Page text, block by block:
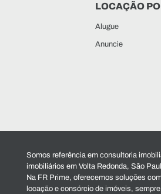
LOCAÇÃO
Alugue
Anuncie
Somos referência em consultoria
imobiliários em Volta Redonda, São
Na FR Prime, oferecemos soluções
locação e consórcio de imóveis,